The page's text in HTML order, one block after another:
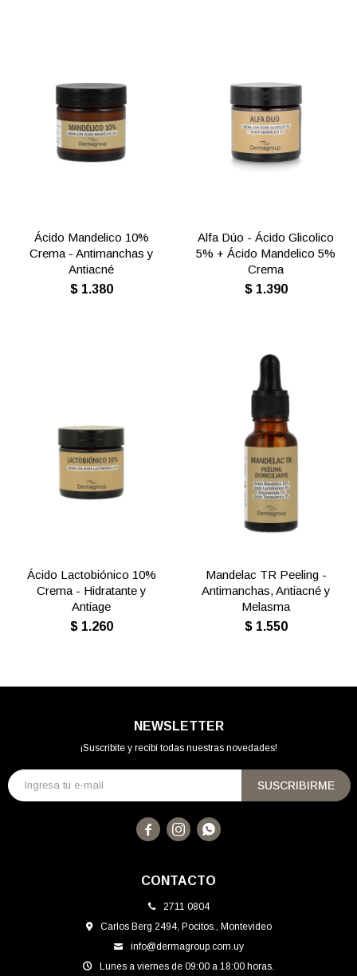
Ácido Mandelico 10%
Crema - Antimanchas y
Antiacné
$ 1.380
Alfa Dúo - Ácido Glicolico
5% + Ácido Mandelico 5%
Crema
$ 1.390
Ácido Lactobiónico 10%
Crema - Hidratante y
Antiage
$ 1.260
Mandelac TR Peeling -
Antimanchas, Antiacné y
Melasma
$ 1.550
CONTACTO
2711 0804
Carlos Berg 2494, Pocitos., Montevideo
info@dermagroup.com.uy
Lunes a viernes de 09:00 a 18:00 horas.
NEWSLETTER
¡Suscribite y recibí todas nuestras novedades!
SUSCRIBIRME
  